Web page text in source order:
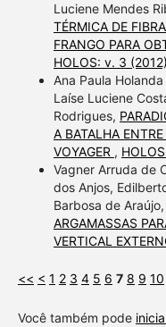
Luciene Mendes
TÉRMICA DE
FRANGO PARA
HOLOS: v. 3 (2012)
Ana Paula
Laíse Luciene
Rodrigues,
A BATALHA
VOYAGER ,
Vagner Arruda de
dos Anjos,
Barbosa de Araújo,
ARGAMASSAS
VERTICAL
<< < 1 2 3 4 5 6 7 8 9 10
Você também pode